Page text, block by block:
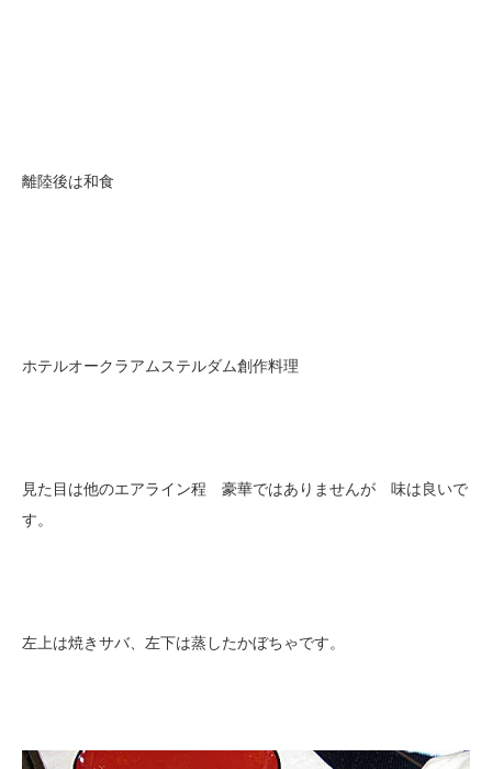
離陸後は和食
ホテルオークラアムステルダム創作料理
見た目は他のエアライン程 豪華ではありませんが 味は良いで
す。
左上は焼きサバ、左下は蒸したかぼちゃです。